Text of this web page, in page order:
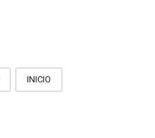
INICIO